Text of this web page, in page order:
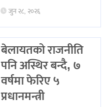
जुन २८, २०२६
बेलायतको राजनीति
पनि अस्थिर बन्दै, ७
वर्षमा फेरिए ५
प्रधानमन्त्री